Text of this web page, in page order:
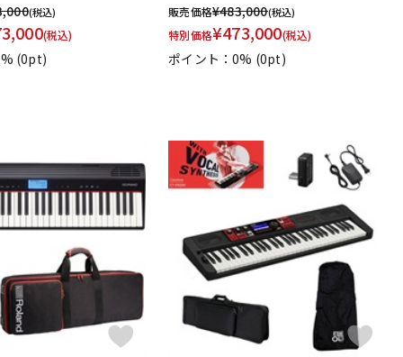
(税込)
(税込)
(0pt)
販売価格¥483,000(税込)
特別価格¥473,000(税込)
ポイント：0% (0pt)